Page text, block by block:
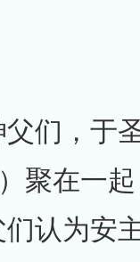
们，于
聚在一
认为安